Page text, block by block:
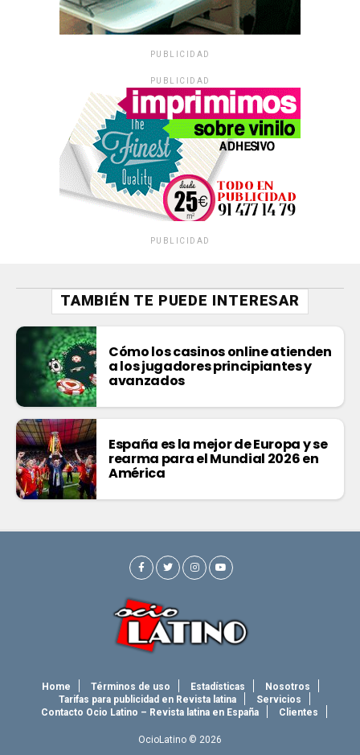
PUBLICIDAD
PUBLICIDAD
PUBLICIDAD
TAMBIÉN TE PUEDE INTERESAR
Cómo los casinos online atienden
a los jugadores principiantes y
avanzados
España es la mejor de Europa y se
rearma para el Mundial 2026 en
América
Home Términos de uso Estadísticas
Nosotros
Tarifas para publicidad en Revista latina
Servicios
Contacto Ocio Latino – Revista latina en España
Clientes
OcioLatino © 2026